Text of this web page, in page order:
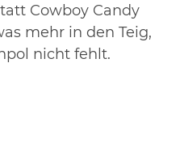
Cowboy Candy
mehr in den Teig,
nicht fehlt.